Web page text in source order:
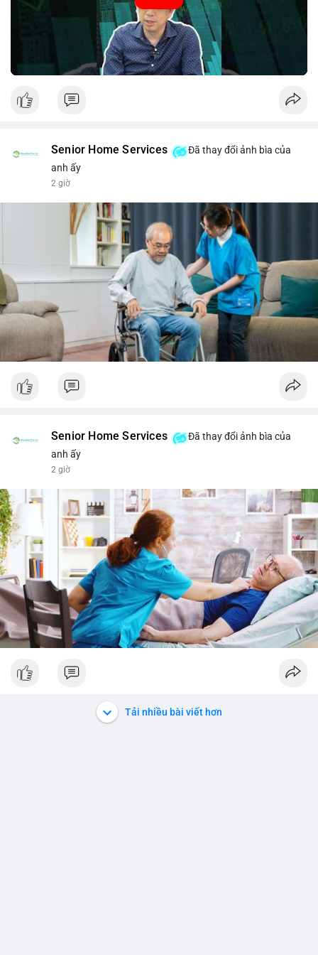
#whalemove #vilanh #btcmempool
Senior Home Services
Đã thay đổi ảnh bìa của
anh ấy
2 giờ
Senior Home Services
Đã thay đổi ảnh bìa của
anh ấy
2 giờ
Tải nhiều bài viết hơn